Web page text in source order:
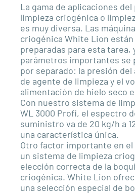
La gama de aplicaciones
limpieza criogénica o
es muy diversa. Las
criogénica White Lion
preparadas para esta tarea,
parámetros importantes se
por separado: la presión del
de agente de limpieza y el
alimentación de hielo seco
Con nuestro sistema de
WL 3000 Profi, el espectro
suministro va de 20 kg/h a
una característica única.
Otro factor importante en
un sistema de limpieza
elección correcta de la
criogénica. White Lion
una selección especial de